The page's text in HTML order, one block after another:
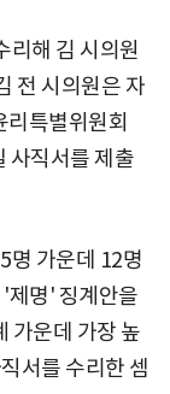
리해 김 시의원
전 시의원은 자
리특별위원회
사직서를 제출
명 가운데 12명
제명' 징계안을
가운데 가장 높
서를 수리한 셈